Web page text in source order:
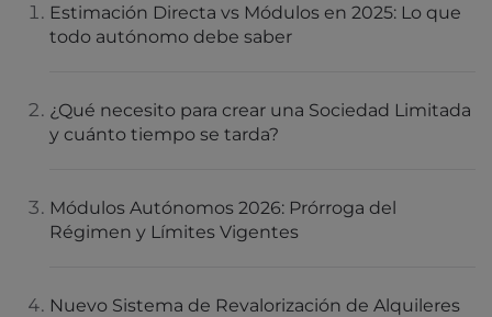
Estimación Directa vs Módulos en 2025: Lo que
todo autónomo debe saber
¿Qué necesito para crear una Sociedad Limitada
y cuánto tiempo se tarda?
Módulos Autónomos 2026: Prórroga del
Régimen y Límites Vigentes
Nuevo Sistema de Revalorización de Alquileres